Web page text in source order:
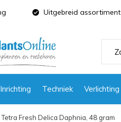
Inrichting Techniek Verlichting
Uitgebreid assortiment
Tetra Fresh Delica Daphnia, 48 gram